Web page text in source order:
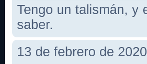
Tengo un talismán, y
saber.
13 de febrero de